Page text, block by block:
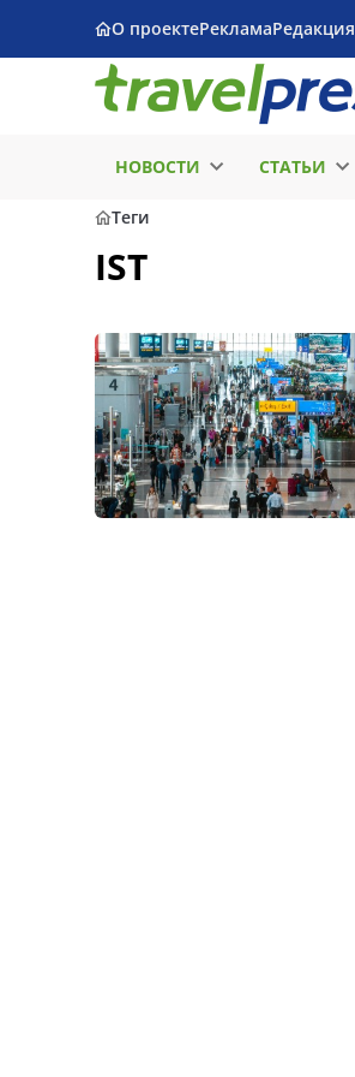
О проектеРекламаРедакция
НОВОСТИ СТАТЬИ
Теги
IST